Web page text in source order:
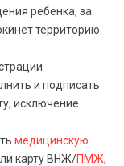
ребенка, за
территорию
и подписать
исключение
медицинскую
карту ВНЖ/ПМЖ;